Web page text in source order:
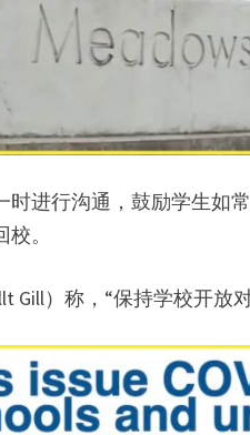
进行沟通，鼓励学生如
。
Gill）称，“保持学校开